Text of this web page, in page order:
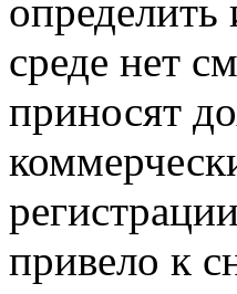
среде нет
приносят
привело к